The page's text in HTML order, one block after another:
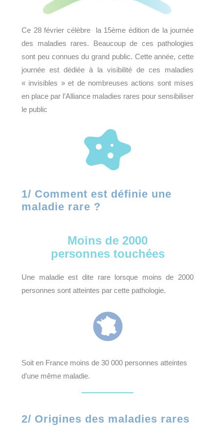
Ce 28 février célèbre la 15ème édition de la journée
des maladies rares. Beaucoup de ces pathologies
sont peu connues du grand public. Cette année, cette
journée est dédiée à la visibilité de ces maladies
« invisibles » et de nombreuses actions sont mises
en place par l’Alliance maladies rares pour sensibiliser
le public

1/ Comment est définie une
maladie rare ?
Moins de 2000
personnes touchées
Une maladie est dite rare lorsque moins de 2000
personnes sont atteintes par cette pathologie.
Soit en France moins de 30 000 personnes atteintes
d’une même maladie.
2/ Origines des maladies rares